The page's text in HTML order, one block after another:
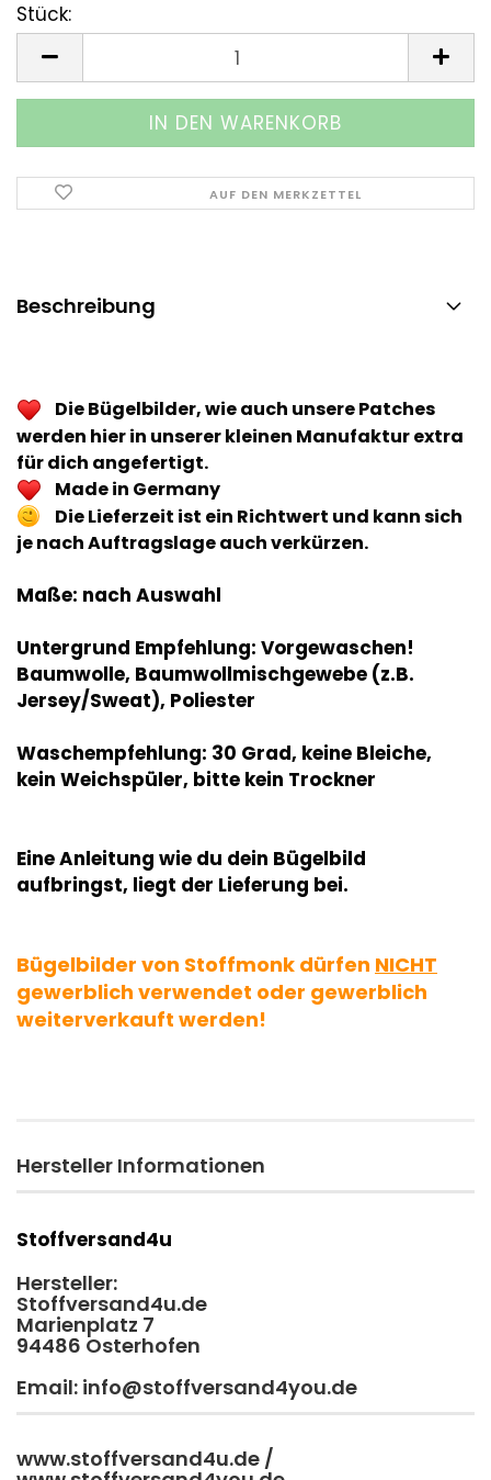
Stück:
AUF DEN MERKZETTEL
Beschreibung
Die Bügelbilder, wie auch unsere Patches
werden hier in unserer kleinen Manufaktur extra
für dich angefertigt.
Made in Germany
Die Lieferzeit ist ein Richtwert und kann sich
je nach Auftragslage auch verkürzen.
Maße: nach Auswahl
Untergrund Empfehlung: Vorgewaschen!
Baumwolle, Baumwollmischgewebe (z.B.
Jersey/Sweat), Poliester
Waschempfehlung: 30 Grad, keine Bleiche,
kein Weichspüler, bitte kein Trockner
Eine Anleitung wie du dein Bügelbild
aufbringst, liegt der Lieferung bei.
Bügelbilder von Stoffmonk dürfen NICHT
gewerblich verwendet oder gewerblich
weiterverkauft werden!
Hersteller Informationen
Stoffversand4u
Hersteller:
Stoffversand4u.de
Marienplatz 7
94486 Osterhofen
Email: info@stoffversand4you.de
www.stoffversand4u.de /